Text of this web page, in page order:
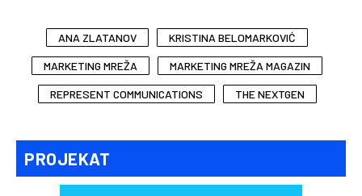
PROJEKAT
ANA ZLATANOV KRISTINA BELOMARKOVIĆ
MARKETING MREŽA MARKETING MREŽA MAGAZIN
REPRESENT COMMUNICATIONS THE NEXTGEN